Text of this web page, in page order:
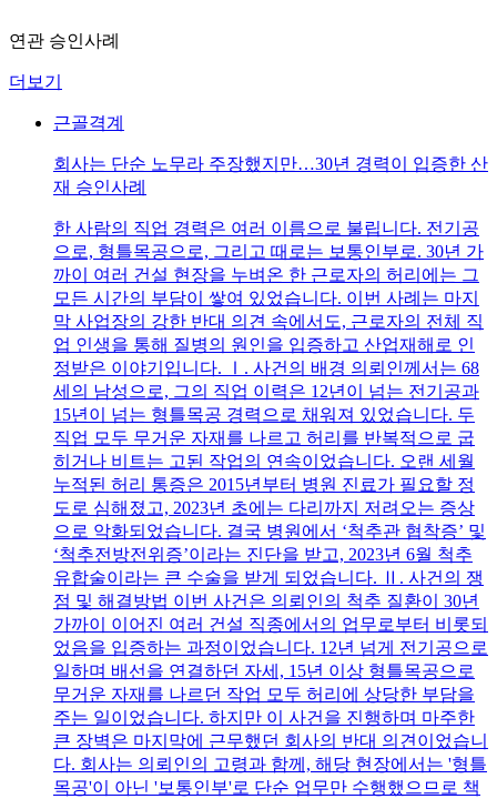
연관 승인사례
더보기
근골격계
회사는 단순 노무라 주장했지만…30년 경력이 입증한 산
재 승인사례
한 사람의 직업 경력은 여러 이름으로 불립니다. 전기공
으로, 형틀목공으로, 그리고 때로는 보통인부로. 30년 가
까이 여러 건설 현장을 누벼온 한 근로자의 허리에는 그
모든 시간의 부담이 쌓여 있었습니다. 이번 사례는 마지
막 사업장의 강한 반대 의견 속에서도, 근로자의 전체 직
업 인생을 통해 질병의 원인을 입증하고 산업재해로 인
정받은 이야기입니다. Ⅰ. 사건의 배경 의뢰인께서는 68
세의 남성으로, 그의 직업 이력은 12년이 넘는 전기공과
15년이 넘는 형틀목공 경력으로 채워져 있었습니다. 두
직업 모두 무거운 자재를 나르고 허리를 반복적으로 굽
히거나 비트는 고된 작업의 연속이었습니다. 오랜 세월
누적된 허리 통증은 2015년부터 병원 진료가 필요할 정
도로 심해졌고, 2023년 초에는 다리까지 저려오는 증상
으로 악화되었습니다. 결국 병원에서 ‘척추관 협착증’ 및
‘척추전방전위증’이라는 진단을 받고, 2023년 6월 척추
유합술이라는 큰 수술을 받게 되었습니다. Ⅱ. 사건의 쟁
점 및 해결방법 이번 사건은 의뢰인의 척추 질환이 30년
가까이 이어진 여러 건설 직종에서의 업무로부터 비롯되
었음을 입증하는 과정이었습니다. 12년 넘게 전기공으로
일하며 배선을 연결하던 자세, 15년 이상 형틀목공으로
무거운 자재를 나르던 작업 모두 허리에 상당한 부담을
주는 일이었습니다. 하지만 이 사건을 진행하며 마주한
큰 장벽은 마지막에 근무했던 회사의 반대 의견이었습니
다. 회사는 의뢰인의 고령과 함께, 해당 현장에서는 '형틀
목공'이 아닌 '보통인부'로 단순 업무만 수행했으므로 책